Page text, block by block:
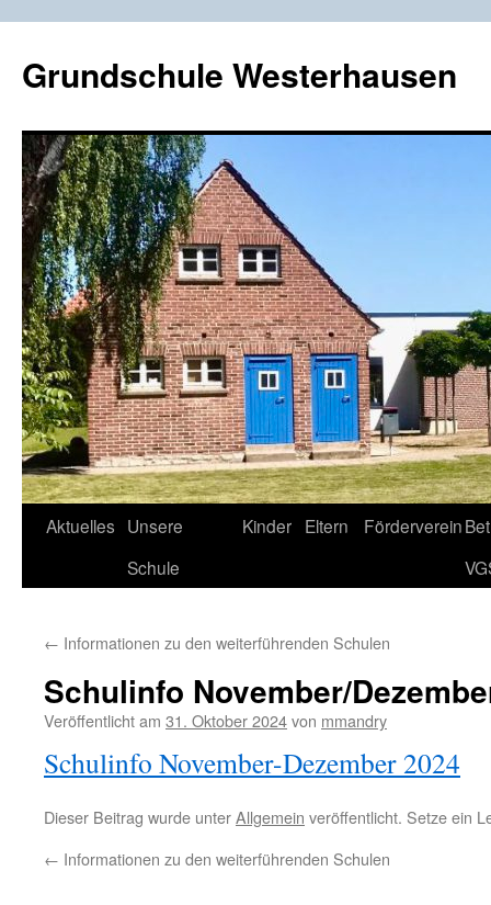
springen
Grundschule Westerhausen
Aktuelles Unsere
Schule
Kinder Eltern Förderverein
← Informationen zu den weiterführenden Schulen
Schulinfo November/
Veröffentlicht am 31. Oktober 2024von mmandry
Schulinfo November-Dezember 2024
Dieser Beitrag wurde unterAllgemein veröffentlicht. Setze ein
← Informationen zu den weiterführenden Schulen